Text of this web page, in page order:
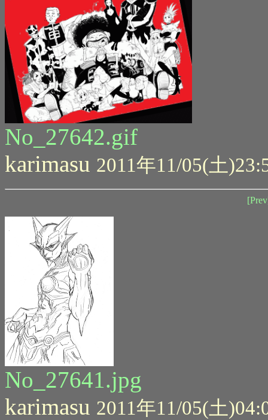
No_27642.gif
karimasu 2011年11/05(土
No_27641.jpg
karimasu 2011年11/05(土